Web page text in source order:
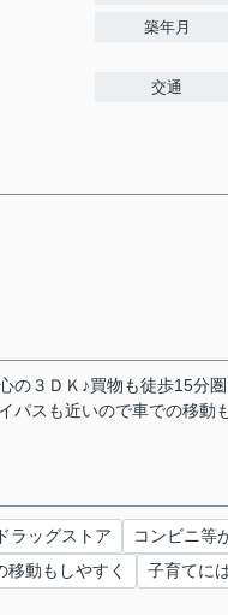
築年月
交通
の３ＤＫ♪買物も徒歩15分
パスも近いので車での移動
ラッグストア
コンビニ等
動もしやすく
子育てに